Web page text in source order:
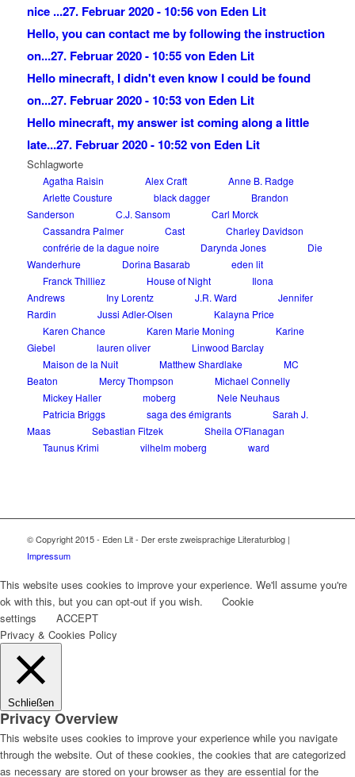
nice ...27. Februar 2020 - 10:56 von Eden Lit
Hello, you can contact me by following the instruction
on...27. Februar 2020 - 10:55 von Eden Lit
Hello minecraft, I didn't even know I could be found
on...27. Februar 2020 - 10:53 von Eden Lit
Hello minecraft, my answer ist coming along a little
late...27. Februar 2020 - 10:52 von Eden Lit
Schlagworte
Agatha Raisin Alex Craft
Anne B. Radge
Arlette Cousture
black dagger
Brandon
Sanderson
C.J. Sansom
Carl Morck
Cassandra Palmer
Cast
Charley Davidson
confrérie de la dague noire
Darynda Jones
Die
Wanderhure
Dorina Basarab
eden lit
Franck Thilliez
House of Night
Ilona
Andrews
Iny Lorentz J.R. Ward
Jennifer
Rardin
Jussi Adler-Olsen
Kalayna Price
Karen Chance
Karen Marie Moning
Karine
Giebel
lauren oliver
Linwood Barclay
Maison de la Nuit
Matthew Shardlake
MC
Beaton
Mercy Thompson
Michael Connelly
Mickey Haller
moberg
Nele Neuhaus
Patricia Briggs
saga des émigrants
Sarah J.
Maas
Sebastian Fitzek
Sheila O'Flanagan
Taunus Krimi
vilhelm moberg ward
© Copyright 2015 - Eden Lit - Der erste zweisprachige Literaturblog |
Impressum
This website uses cookies to improve your experience. We'll assume you're
ok with this, but you can opt-out if you wish.
Cookie
settings
ACCEPT
Privacy & Cookies Policy
Schließen
Privacy Overview
This website uses cookies to improve your experience while you navigate
through the website. Out of these cookies, the cookies that are categorized
as necessary are stored on your browser as they are essential for the